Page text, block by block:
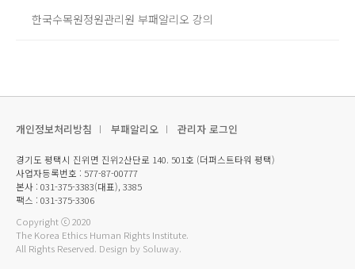
한국수목원정원관리원 부패알리오 강의
개인정보처리방침 부패알리오 관리자 로그인
경기도 평택시 진위면 진위2산단로 140. 501호 (더퍼스트타워 평택)
사업자등록번호 : 577-87-00777
본사 : 031-375-3383(대표), 3385
팩스 : 031-375-3306
Copyright ⓒ 2020
The Korea Ethics Human Rights Institute.
All Rights Reserved. Design by Soluway.